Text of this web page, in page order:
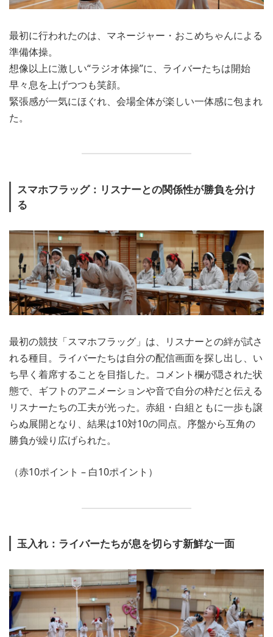
最初に行われたのは、マネージャー・おこめちゃんによる
準備体操。
想像以上に激しい“ラジオ体操”に、ライバーたちは開始
早々息を上げつつも笑顔。
緊張感が一気にほぐれ、会場全体が楽しい一体感に包まれ
た。
スマホフラッグ：リスナーとの関係性が勝負を分け
る
最初の競技「スマホフラッグ」は、リスナーとの絆が試さ
れる種目。ライバーたちは自分の配信画面を探し出し、い
ち早く着席することを目指した。コメント欄が隠された状
態で、ギフトのアニメーションや音で自分の枠だと伝える
リスナーたちの工夫が光った。赤組・白組ともに一歩も譲
らぬ展開となり、結果は10対10の同点。序盤から互角の
勝負が繰り広げられた。
（赤10ポイント – 白10ポイント）
玉入れ：ライバーたちが息を切らす新鮮な一面